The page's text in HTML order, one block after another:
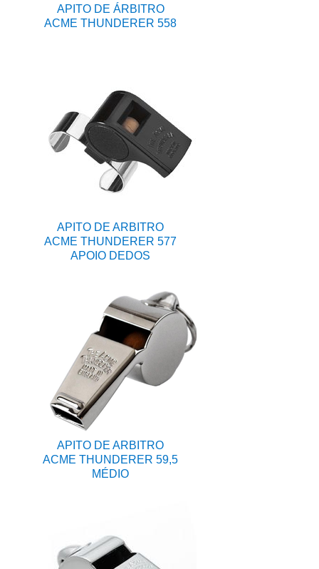
APITO DE ÁRBITRO
ACME THUNDERER 558
APITO DE ARBITRO
ACME THUNDERER 577
APOIO DEDOS
APITO DE ARBITRO
ACME THUNDERER 59,5
MÉDIO